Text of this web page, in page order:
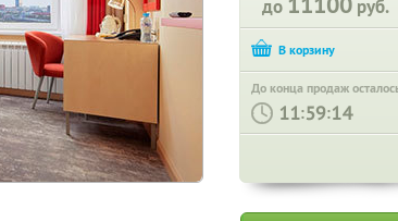
до руб.
До конца продаж
: :